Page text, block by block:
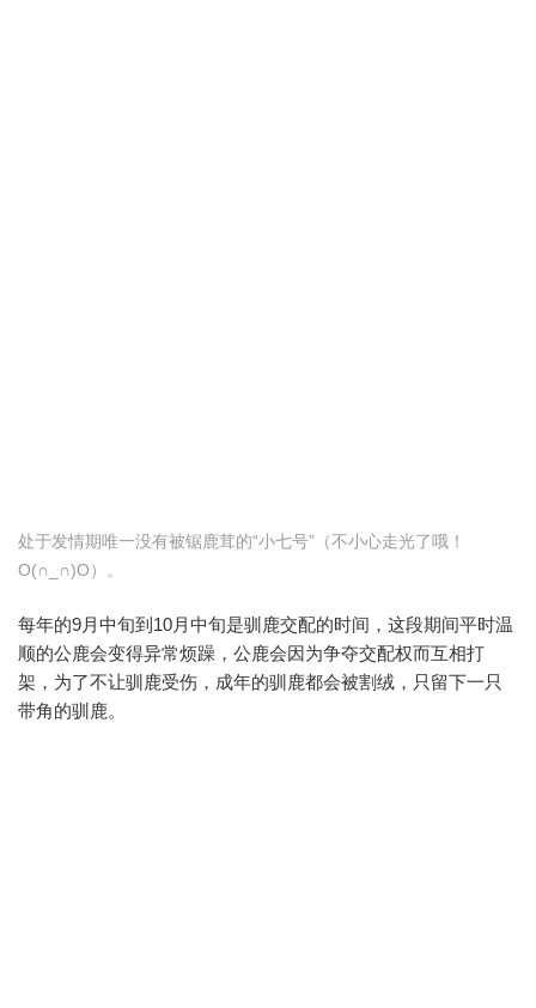
处于发情期唯一没有被锯鹿茸的“小七号”（不小心走光了哦！
O(∩_∩)O）。
每年的9月中旬到10月中旬是驯鹿交配的时间，这段期间平时温
顺的公鹿会变得异常烦躁，公鹿会因为争夺交配权而互相打
架，为了不让驯鹿受伤，成年的驯鹿都会被割绒，只留下一只
带角的驯鹿。